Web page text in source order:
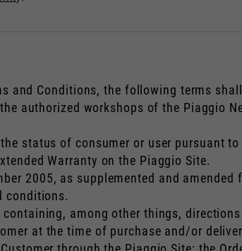
Conditions, the following terms
authorized workshops of the Piaggio
status of consumer or user pursuant
Warranty on the Piaggio Site.
2005, as supplemented and amended
conditions.
among other things, directions
at the time of purchase and/or